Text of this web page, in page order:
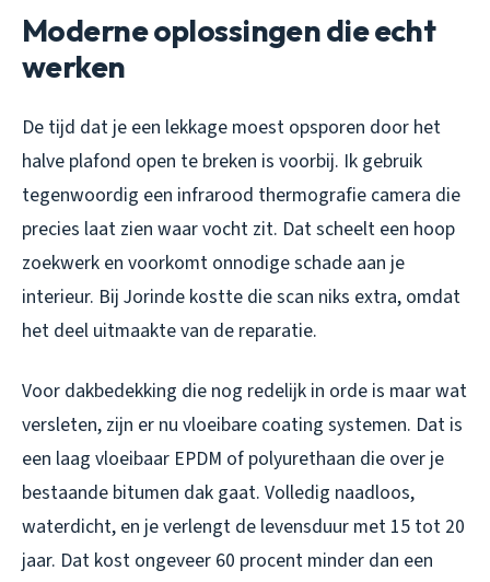
Moderne oplossingen die echt
werken
De tijd dat je een lekkage moest opsporen door het
halve plafond open te breken is voorbij. Ik gebruik
tegenwoordig een infrarood thermografie camera die
precies laat zien waar vocht zit. Dat scheelt een hoop
zoekwerk en voorkomt onnodige schade aan je
interieur. Bij Jorinde kostte die scan niks extra, omdat
het deel uitmaakte van de reparatie.
Voor dakbedekking die nog redelijk in orde is maar wat
versleten, zijn er nu vloeibare coating systemen. Dat is
een laag vloeibaar EPDM of polyurethaan die over je
bestaande bitumen dak gaat. Volledig naadloos,
waterdicht, en je verlengt de levensduur met 15 tot 20
jaar. Dat kost ongeveer 60 procent minder dan een